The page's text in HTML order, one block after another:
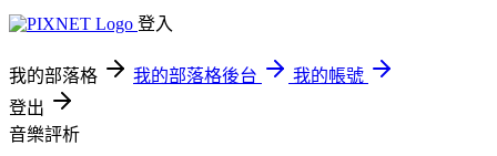
登入
我的部落格 我的部落格後台
我的帳號
登出
音樂評析